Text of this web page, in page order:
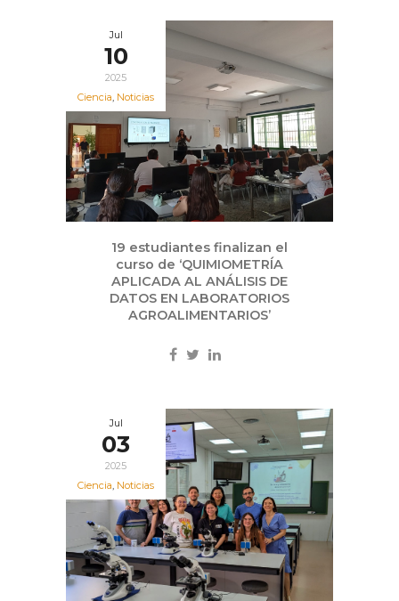
Jul
10
2025
Ciencia, Noticias
19 estudiantes finalizan el
curso de ‘QUIMIOMETRÍA
APLICADA AL ANÁLISIS DE
DATOS EN LABORATORIOS
AGROALIMENTARIOS’
Jul
03
2025
Ciencia, Noticias